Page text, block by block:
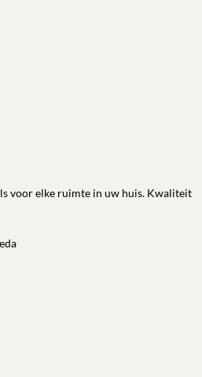
voor elke ruimte in uw huis. Kwaliteit